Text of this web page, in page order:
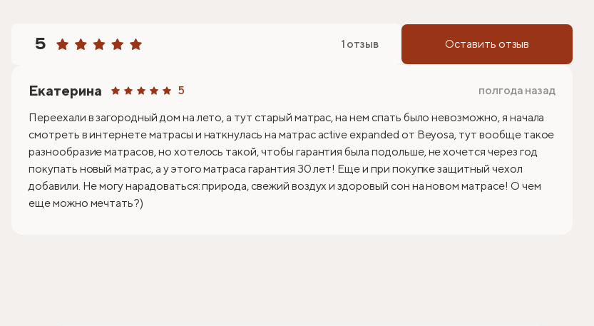
5 1 отзыв Оставить отзыв
Екатерина 5
полгода назад
Переехали в загородный дом на лето, а тут старый матрас, на нем спать было невозможно, я начала
смотреть в интернете матрасы и наткнулась на матрас active expanded от Beyosa, тут вообще такое
разнообразие матрасов, но хотелось такой, чтобы гарантия была подольше, не хочется через год
покупать новый матрас, а у этого матраса гарантия 30 лет! Еще и при покупке защитный чехол
добавили. Не могу нарадоваться: природа, свежий воздух и здоровый сон на новом матрасе! О чем
еще можно мечтать?)